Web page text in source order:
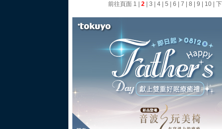
前往頁面 1 2| 3 4| 5 6 7 8 9 10|